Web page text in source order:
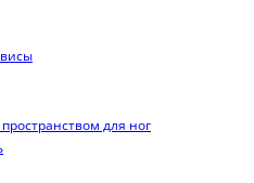
для ног